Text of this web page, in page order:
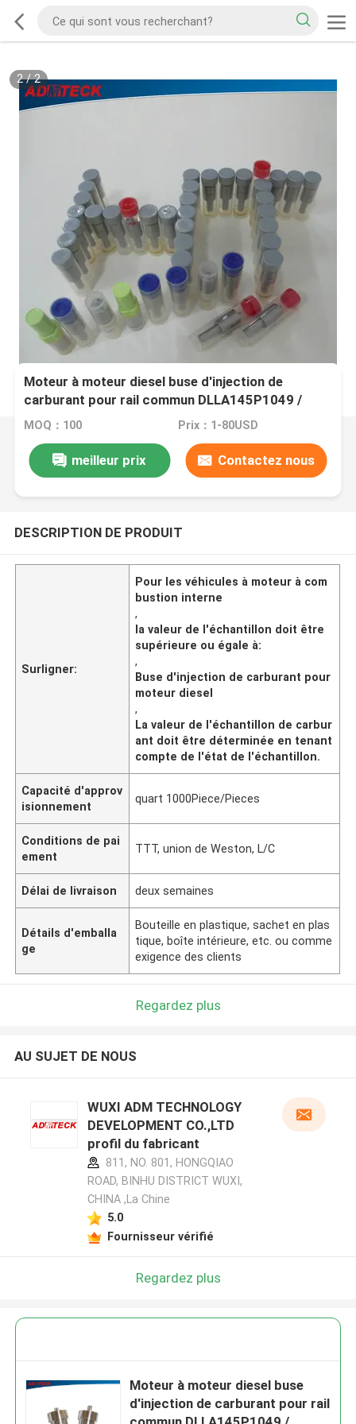
2/2
Moteur à moteur diesel buse d'injection de
carburant pour rail commun DLLA145P1049 /
DLLA150P1053
MOQ：100 Prix：1-80USD
meilleur prix Contactez nous
DESCRIPTION DE PRODUIT
Surligner:
Pour les véhicules à moteur à com
bustion interne
,
la valeur de l'échantillon doit être
supérieure ou égale à:
,
Buse d'injection de carburant pour
moteur diesel
,
La valeur de l'échantillon de carbur
ant doit être déterminée en tenant
compte de l'état de l'échantillon.
Capacité d'approv
isionnement
quart 1000Piece/Pieces
Conditions de pai
ement
TTT, union de Weston, L/C
Délai de livraison deux semaines
Détails d'emballa
ge
Bouteille en plastique, sachet en plas
tique, boîte intérieure, etc. ou comme
exigence des clients
Regardez plus
AU SUJET DE NOUS
WUXI ADM TECHNOLOGY
DEVELOPMENT CO.,LTD
profil du fabricant
811, NO. 801, HONGQIAO
ROAD, BINHU DISTRICT WUXI,
CHINA ,La Chine
5.0
Fournisseur vérifié
Regardez plus
Moteur à moteur diesel buse
d'injection de carburant pour rail